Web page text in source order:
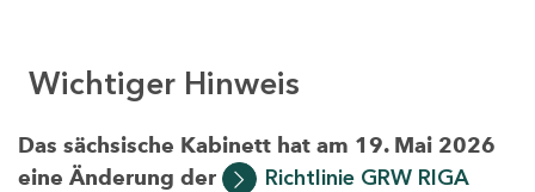
Wichtiger Hinweis
Das sächsische Kabinett hat am 19. Mai 2026
eine Änderung der
Richtlinie GRW RIGA